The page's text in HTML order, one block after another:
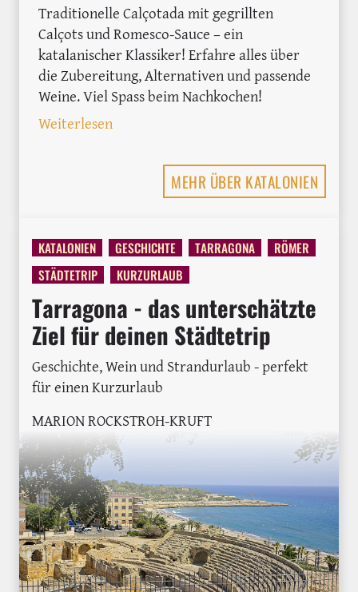
Traditionelle Calçotada mit gegrillten
Calçots und Romesco-Sauce – ein
katalanischer Klassiker! Erfahre alles über
die Zubereitung, Alternativen und passende
Weine. Viel Spass beim Nachkochen!
Weiterlesen
MEHR ÜBER KATALONIEN
KATALONIEN GESCHICHTE TARRAGONA
RÖMER
STÄDTETRIP
KURZURLAUB
Tarragona - das unterschätzte
Ziel für deinen Städtetrip
Geschichte, Wein und Strandurlaub - perfekt
für einen Kurzurlaub
MARION ROCKSTROH-KRUFT